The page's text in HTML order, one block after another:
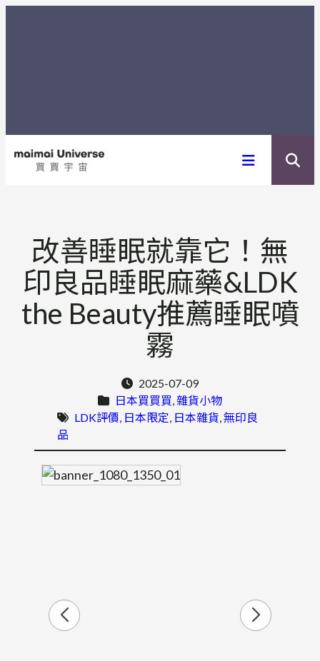
改善睡眠就靠它！無
印良品睡眠麻藥&LDK
the Beauty推薦睡眠噴
霧
2025-07-09
日本買買買, 雜貨小物
LDK評價, 日本限定, 日本雜貨, 無印良
品